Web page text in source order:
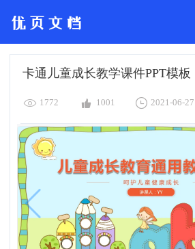
卡通儿童成长教学课件PPT模板
 1772  1001  2021-06-27